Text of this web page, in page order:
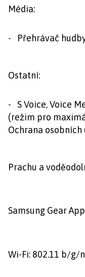
Média:
- Přehrávač
Ostatní:
- S Voice, Voice
(režim pro
Ochrana osobních
Prachu a
Samsung Gear
Wi-Fi: 802.11 b/g/n